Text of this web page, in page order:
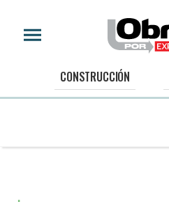
CONSTRUCCIÓN